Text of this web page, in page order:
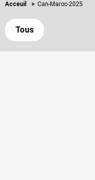
Acceuil > Can-Maroc-2025
Tous